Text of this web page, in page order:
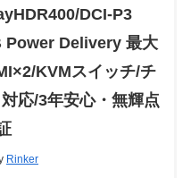
DCI-P3
Power Delivery 最大
KVMスイッチ/チ
応/3年安心・無輝点
Rinker